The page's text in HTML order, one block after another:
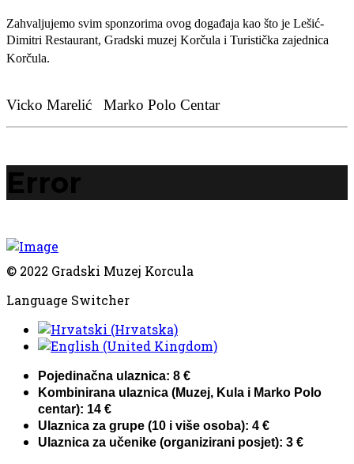
Zahvaljujemo svim sponzorima ovog događaja kao što je Lešić-
Dimitri Restaurant, Gradski muzej Korčula i Turistička zajednica
Korčula.
Vicko Marelić Marko Polo Centar
Error
© 2022 Gradski Muzej Korcula
Language Switcher
Pojedinačna ulaznica: 8 €
Kombinirana ulaznica (Muzej, Kula i Marko Polo
centar): 14 €
Ulaznica za grupe (10 i više osoba): 4 €
Ulaznica za učenike (organizirani posjet): 3 €